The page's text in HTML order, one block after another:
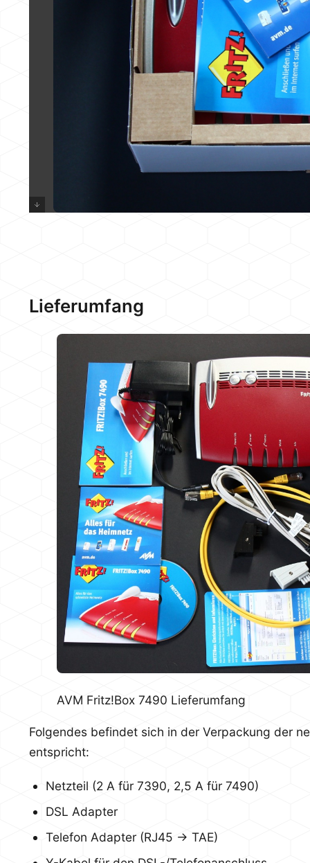
Lieferumfang
AVM Fritz!Box 7490 Lieferumfang
Folgendes befindet sich in der Verpackung der
entspricht:
Netzteil (2 A für 7390, 2,5 A für 7490)
DSL Adapter
Telefon Adapter (RJ45 -> TAE)